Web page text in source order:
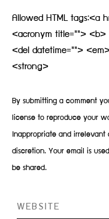
Allowed HTML tags:<a
<acronym title="">
<del datetime="">
<strong>
By submitting a comment
license to reproduce your
Inappropriate and
discretion. Your email is
be shared.